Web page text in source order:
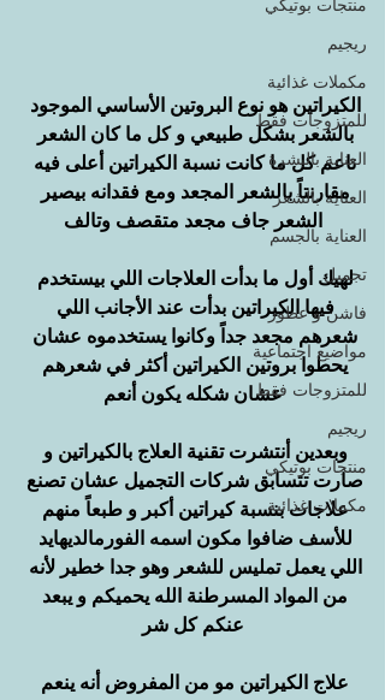
منتجات بوتيكي
ريجيم
مكملات غذائية
للمتزوجات فقط
العناية بالبشرة
العناية بالشعر
العناية بالجسم
تجميل
فاشن و عطور
مواضيع اجتماعية
للمتزوجات فقط
ريجيم
منتجات بوتيكي
مكملات غذائية
الكيراتين هو نوع البروتين الأساسي الموجود
بالشعر بشكل طبيعي و كل ما كان الشعر
ناعم كل ما كانت نسبة الكيراتين أعلى فيه
مقارنتاً بالشعر المجعد ومع فقدانه بيصير
الشعر جاف مجعد متقصف وتالف
لهيك أول ما بدأت العلاجات اللي بيستخدم
فيها الكيراتين بدأت عند الأجانب اللي
شعرهم مجعد جداً وكانوا يستخدموه عشان
يحطوا بروتين الكيراتين أكثر في شعرهم
عشان شكله يكون أنعم
وبعدين أنتشرت تقنية العلاج بالكيراتين و
صارت تتسابق شركات التجميل عشان تصنع
علاجات بنسبة كيراتين أكبر و طبعاً منهم
للأسف ضافوا مكون اسمه الفورمالديهايد
اللي يعمل تمليس للشعر وهو جدا خطير لأنه
من المواد المسرطنة الله يحميكم و يبعد
عنكم كل شر
علاج الكيراتين مو من المفروض أنه ينعم